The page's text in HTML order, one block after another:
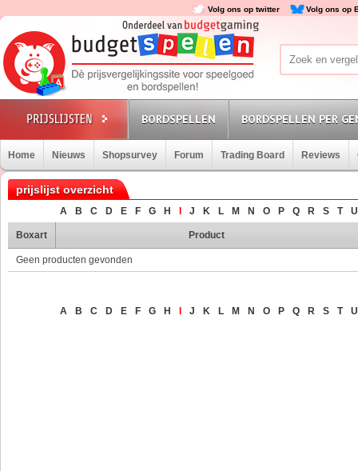
Volg ons op twitter Volg ons op
BORDSPELLEN BORDSPELLEN PER
Home Nieuws Shopsurvey Forum Trading Board Reviews
prijslijst overzicht
A B C D E F G H J K L M N O P Q R S T U
Boxart Product
Geen producten gevonden
A B C D E F G H J K L M N O P Q R S T U